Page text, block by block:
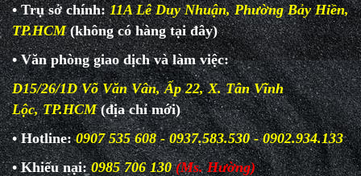
• Trụ sở chính:11A Lê Duy Nhuận, Phường Bảy Hiền,
TP.HCM (không có hàng tại đây)
• Văn phòng giao dịch và làmviệc:
D15/26/1D Võ Văn Vân, Ấp 22, X. Tân Vĩnh
Lộc, TP.HCM(địa chỉ mới)
• Hotline:0907 535 608 - 0937.583.530 - 0902.934.133
• Khiếu nại: 0985 706 130 (Ms. Hường)